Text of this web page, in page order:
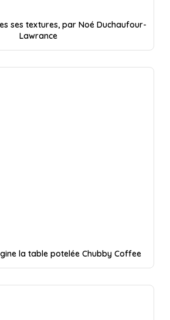
ses textures, par Noé Duchaufour-
Lawrance
la table potelée Chubby Coffee